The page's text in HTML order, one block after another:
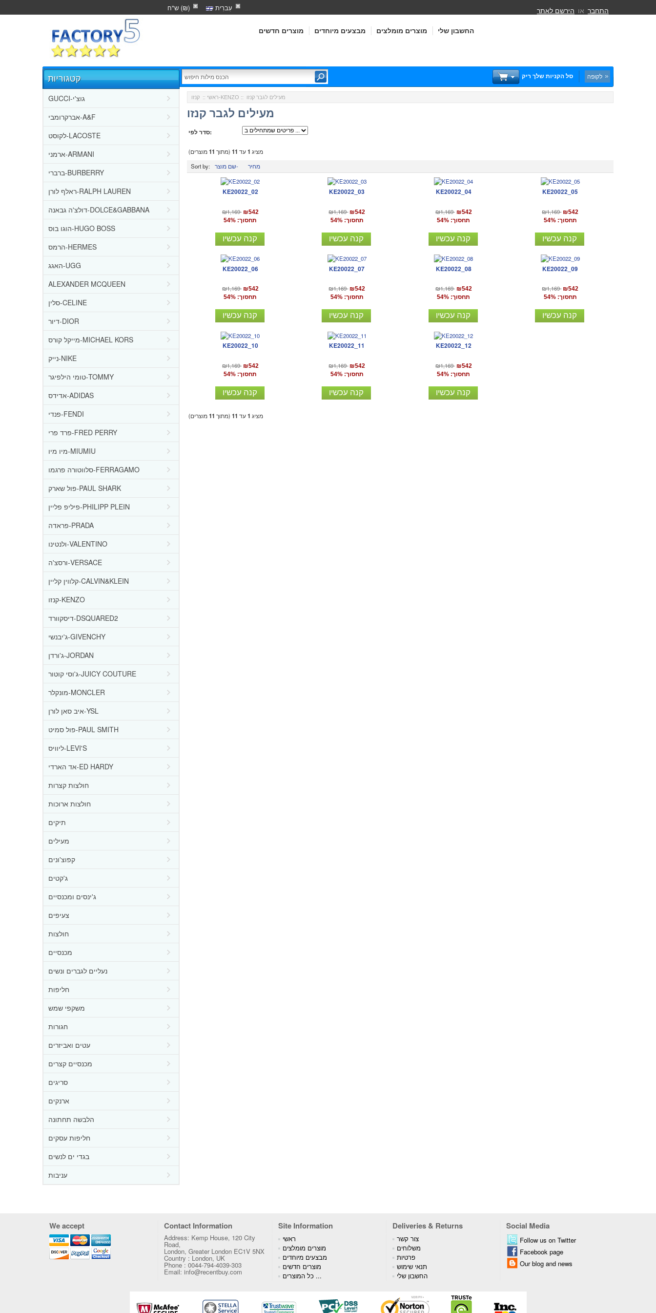
עִברִית ש"ח (₪)
מוצרים חדשים מבצעים מיוחדים מוצרים מומלצים החשבון שלי
התחבר או הירשם לאתר
סל הקניות שלך ריק לקופה
קטגוריות
GUCCI-גוצ'י
אברקרומבי-A&F
לקוסט-LACOSTE
ארמני-ARMANI
ברברי-BURBERRY
ראלף לורן-RALPH LAUREN
דולצ'ה גבאנה-DOLCE&GABBANA
הוגו בוס-HUGO BOSS
הרמס-HERMES
האגג-UGG
ALEXANDER MCQUEEN
סלין-CELINE
דיור-DIOR
מייקל קורס-MICHAEL KORS
נייק-NIKE
טומי הילפיגר-TOMMY
אדידס-ADIDAS
פנדי-FENDI
פרד פרי-FRED PERRY
מיו מיו-MIUMIU
סלווטורה פרגמו-FERRAGAMO
פול שארק-PAUL SHARK
פיליפ פליין-PHILIPP PLEIN
פראדה-PRADA
ולנטינו-VALENTINO
ורסצ'ה-VERSACE
קלווין קליין-CALVIN&KLEIN
קנזו-KENZO
דיסקוורד-DSQUARED2
ג'יבנשי-GIVENCHY
ג'ורדן-JORDAN
ג'וסי קוטור-JUICY COUTURE
מונקלר-MONCLER
איב סאן לורן-YSL
פול סמיט-PAUL SMITH
ליוויס-LEVI'S
אד הארדי-ED HARDY
חולצות קצרות
חולצות ארוכות
תיקים
מעילים
קפוצ'ונים
ג'קטים
ג'ינסים ומכנסיים
צעיפים
חולצות
מכנסיים
נעליים לגברים ונשים
חליפות
משקפי שמש
חגורות
עטים ואביזרים
מכנסיים קצרים
סריגים
ארנקים
הלבשה תחתונה
חליפות עסקים
בגדי ים לנשים
עניבות
ראשי :: קנזו-KENZO :: מעילים לגבר קנזו
מעילים לגבר קנזו
סדר לפי:
מציג 1עד 11(מתוך 11מוצרים)
Sort by:
שם מוצר- מחיר
KE20022_02
₪1,169 ₪542
תחסוך: 54%
קנה עכשיו
KE20022_03
₪1,169 ₪542
תחסוך: 54%
קנה עכשיו
KE20022_04
₪1,169 ₪542
תחסוך: 54%
קנה עכשיו
KE20022_05
₪1,169 ₪542
תחסוך: 54%
קנה עכשיו
KE20022_06
₪1,169 ₪542
תחסוך: 54%
קנה עכשיו
KE20022_07
₪1,169 ₪542
תחסוך: 54%
קנה עכשיו
KE20022_08
₪1,169 ₪542
תחסוך: 54%
קנה עכשיו
KE20022_09
₪1,169 ₪542
תחסוך: 54%
קנה עכשיו
KE20022_10
₪1,169 ₪542
תחסוך: 54%
קנה עכשיו
KE20022_11
₪1,169 ₪542
תחסוך: 54%
קנה עכשיו
KE20022_12
₪1,169 ₪542
תחסוך: 54%
קנה עכשיו
מציג 1עד 11(מתוך 11מוצרים)
We accept Contact Information Site Information Deliveries & Returns Social Media
Address: Kemp House, 120 City
Road,
London, Greater London EC1V 5NX
Country : London, UK
Phone : 0044-794-4039-303
Email: info@recentbuy.com
ראשי
מוצרים מומלצים
מבצעים מיוחדים
מוצרים חדשים
כל המוצרים ...
צור קשר
משלוחים
פרטיות
תנאי שימוש
החשבון שלי
Follow us on Twitter
Facebook page
Our blog and news